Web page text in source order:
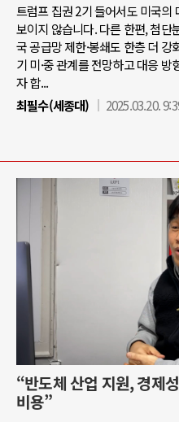
트럼프 집권 2기 들어서도 미국의
보이지 않습니다. 다른 한편, 첨단
국 공급망 제한·봉쇄도 한층 더
기 미·중 관계를 전망하고 대응
자 합...
최필수(세종대)
2025.03.20.
“반도체 산업 지원, 경제
비용”